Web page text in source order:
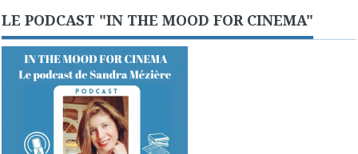
LE PODCAST "IN THE MOOD FOR CINEMA"